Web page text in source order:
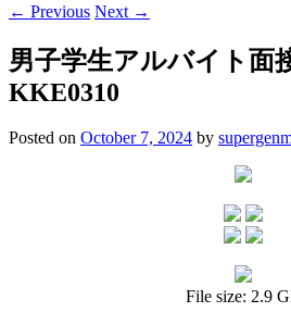
← Previous Next →
男子学生アルバイト面
KKE0310
Posted on October 7, 2024 by
File size: 2.9